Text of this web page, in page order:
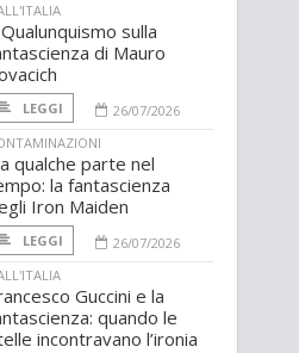
sulla
di Mauro
LEGGI
26/07/2026
qualche parte nel
la fantascienza
Iron Maiden
LEGGI
26/07/2026
Guccini e la
quando le
incontravano l’ironia